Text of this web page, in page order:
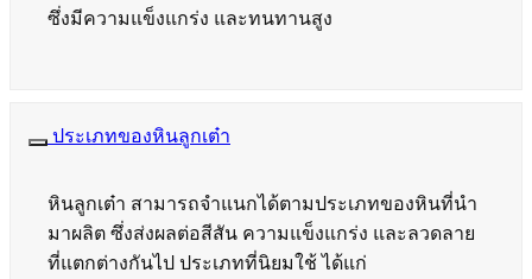
ซึ่งมีความแข็งแกร่ง และทนทานสูง
ประเภทของหินลูกเต๋า
หินลูกเต๋า สามารถจำแนกได้ตามประเภทของหินที่นำ
มาผลิต ซึ่งส่งผลต่อสีสัน ความแข็งแกร่ง และลวดลาย
ที่แตกต่างกันไป ประเภทที่นิยมใช้ ได้แก่